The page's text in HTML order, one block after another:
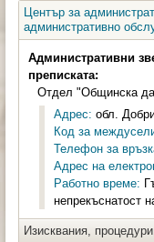
Център за
административно
Административни
преписката:
Отдел "Общинска
Адрес: обл.
Код за
Телефон за
Адрес на
Работно време:
непрекъснатост
Изисквания,